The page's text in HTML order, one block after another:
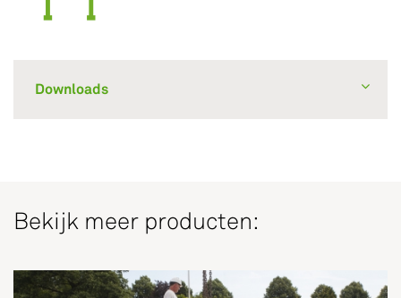
Downloads
Bekijk meer producten: